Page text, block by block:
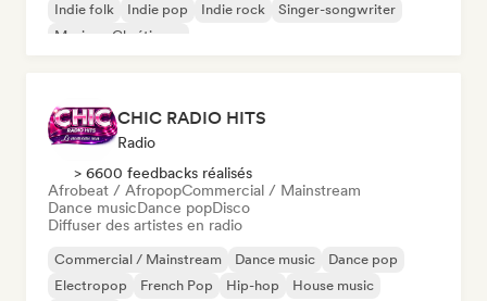
Indie folk
Indie pop Indie rock
Singer-songwriter
Musique Chrétienne
CHIC RADIO HITS
Radio
> 6600 feedbacks réalisés
Afrobeat / AfropopCommercial / Mainstream
Dance musicDance popDisco
Diffuser des artistes en radio
Commercial / Mainstream Dance music
Dance pop
Electropop
French Pop Hip-hop
House music